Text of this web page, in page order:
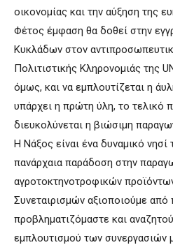
οικονομίας και την αύξηση της
Φέτος έμφαση θα δοθεί στην
Κυκλάδων στον
Πολιτιστικής Κληρονομιάς της
όμως, και να εμπλουτίζεται η
υπάρχει η πρώτη ύλη, το τελικό
διευκολύνεται η βιώσιμη
Η Νάξος είναι ένα δυναμικό
πανάρχαια παράδοση στην
αγροτοκτηνοτροφικών
Συνεταιρισμών αξιοποιούμε από
προβληματιζόμαστε και
εμπλουτισμού των συνεργασιών